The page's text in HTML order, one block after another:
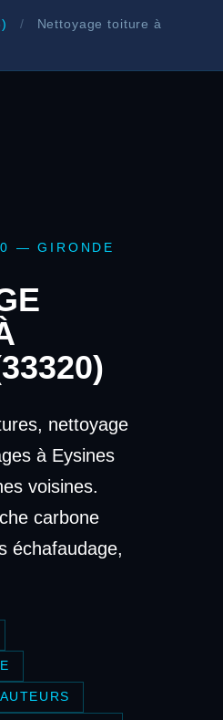
/
Nettoyage toiture à
— GIRONDE
nettoyage
à Eysines
voisines.
carbone
échafaudage,